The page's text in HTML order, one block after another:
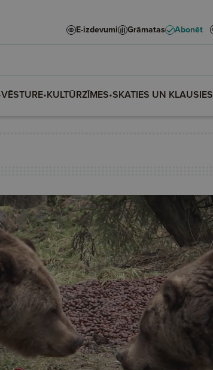
E-izdevumi Grāmatas Abonēt
VĒSTURE•KULTŪRZĪMES•SKATIES UN KLAUSIES